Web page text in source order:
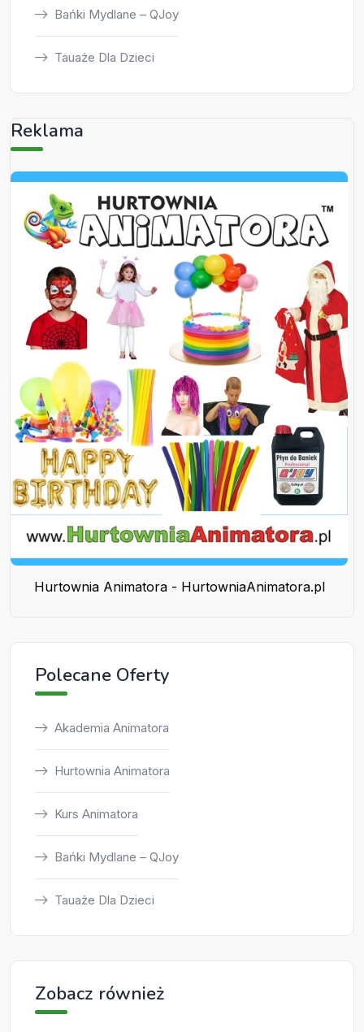
Bańki Mydlane – QJoy
Tauaże Dla Dzieci
Reklama
Hurtownia Animatora - HurtowniaAnimatora.pl
Polecane Oferty
Akademia Animatora
Hurtownia Animatora
Kurs Animatora
Bańki Mydlane – QJoy
Tauaże Dla Dzieci
Zobacz również